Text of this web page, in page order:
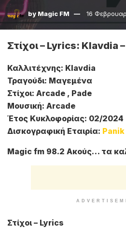
by Magic FM 16
Στίχοι – Lyrics: Klavdia
Καλλιτέχνης: Klavdia
Τραγούδι: Μαγεμένα
Στίχοι: Arcade , Pade
Μουσική: Arcade
Έτος Κυκλοφορίας: 02/2024
Δισκογραφική Εταιρία:
Magic fm 98.2 Ακούς… τα
Στίχοι – Lyrics